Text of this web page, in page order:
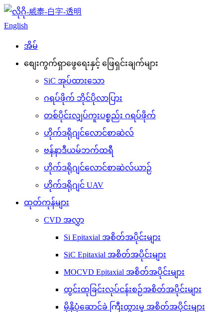
English
အိမ်
စျေးကွက်ရှာဖွေရေးနှင့် ဖြေရှင်းချက်များ
SiC အုပ်ထားသော
ဂရပ်ဖိုက် ဘိုင်ပိုလာပြား
တစ်ပိုင်းလျှပ်ကူးပစ္စည်း ဂရပ်ဖိုက်
ဟိုက်ဒရိုဂျင်လောင်စာဆဲလ်
ဗန်နာဒီယမ်ဘက်ထရီ
ဟိုက်ဒရိုဂျင်လောင်စာဆဲလ်ယာဉ်
ဟိုက်ဒရိုဂျင် UAV
ထုတ်ကုန်များ
CVD အလွှာ
Si Epitaxial အစိတ်အပိုင်းများ
SiC Epitaxial အစိတ်အပိုင်းများ
MOCVD Epitaxial အစိတ်အပိုင်းများ
ထွင်းထုခြင်းလုပ်ငန်းစဉ်အစိတ်အပိုင်းများ
မိုနိုပုံဆောင်ခဲ ကြီးထွားမှု အစိတ်အပိုင်းများ